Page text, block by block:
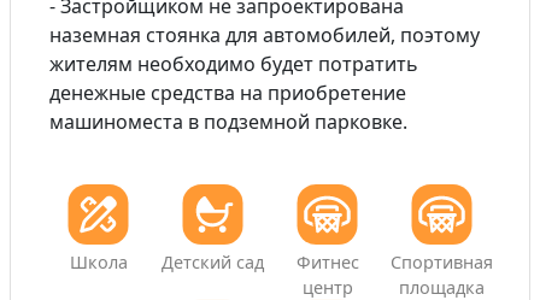
- Застройщиком не запроектирована
наземная стоянка для автомобилей, поэтому
жителям необходимо будет потратить
денежные средства на приобретение
машиноместа в подземной парковке.
Школа Детский сад
Фитнес
центр
Спортивная
площадка